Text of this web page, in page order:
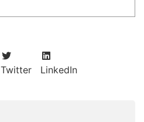
Twitter LinkedIn